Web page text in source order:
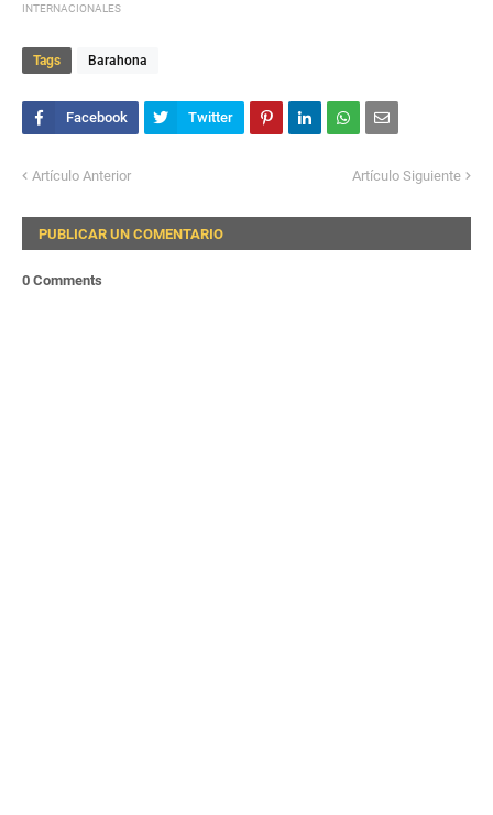
INTERNACIONALES
Tags Barahona
Artículo Anterior Artículo Siguiente
PUBLICAR UN COMENTARIO
0 Comments